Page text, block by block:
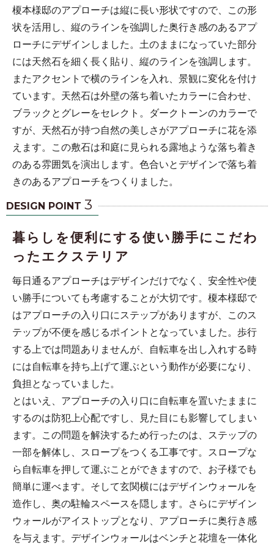
榎本様邸のアプローチは縦に長い形状ですので、この形
状を活用し、縦のラインを強調した奥行き感のあるアプ
ローチにデザインしました。土のままになっていた部分
には天然石を細く長く貼り、縦のラインを強調します。
またアクセントで横のラインを入れ、景観に変化を付け
ています。天然石は外壁の落ち着いたカラーに合わせ、
ブラックとグレーをセレクト。ダークトーンのカラーで
すが、天然石が持つ自然の美しさがアプローチに花を添
えます。この敷石は和庭に見られる露地ような落ち着き
のある雰囲気を演出します。色合いとデザインで落ち着
きのあるアプローチをつくりました。
DESIGN POINT 3
暮らしを便利にする使い勝手にこだわ
ったエクステリア
毎日通るアプローチはデザインだけでなく、安全性や使
い勝手についても考慮することが大切です。榎本様邸で
はアプローチの入り口にステップがありますが、このス
テップが不便を感じるポイントとなっていました。歩行
する上では問題ありませんが、自転車を出し入れする時
には自転車を持ち上げて運ぶという動作が必要になり、
負担となっていました。
とはいえ、アプローチの入り口に自転車を置いたままに
するのは防犯上心配ですし、見た目にも影響してしまい
ます。この問題を解決するため行ったのは、ステップの
一部を解体し、スロープをつくる工事です。スロープな
ら自転車を押して運ぶことができますので、お子様でも
簡単に運べます。そして玄関横にはデザインウォールを
造作し、奥の駐輪スペースを隠します。さらにデザイン
ウォールがアイストップとなり、アプローチに奥行き感
を与えます。デザインウォールはベンチと花壇を一体化